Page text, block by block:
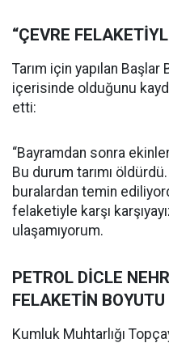
“ÇEVRE
Tarım için yapılan Başlar
içerisinde olduğunu
etti:
“Bayramdan sonra
Bu durum tarımı
buralardan temin
felaketiyle karşı
ulaşamıyorum.
PETROL DİCLE
FELAKETİN
Kumluk Muhtarlığı